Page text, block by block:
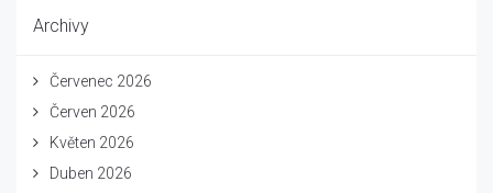
Archivy
Červenec 2026
Červen 2026
Květen 2026
Duben 2026